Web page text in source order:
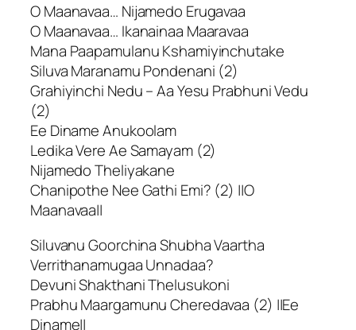
O Maanavaa… Nijamedo Erugavaa
O Maanavaa… Ikanainaa Maaravaa
Mana Paapamulanu Kshamiyinchutake
Siluva Maranamu Pondenani (2)
Grahiyinchi Nedu – Aa Yesu Prabhuni Vedu
(2)
Ee Diname Anukoolam
Ledika Vere Ae Samayam (2)
Nijamedo Theliyakane
Chanipothe Nee Gathi Emi? (2) ||O
Maanavaa||
Siluvanu Goorchina Shubha Vaartha
Verrithanamugaa Unnadaa?
Devuni Shakthani Thelusukoni
Prabhu Maargamunu Cheredavaa (2) ||Ee
Diname||